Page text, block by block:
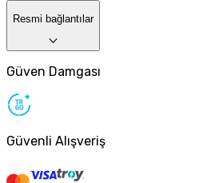
Resmi bağlantılar
Güven Damgası
Güvenli Alışveriş